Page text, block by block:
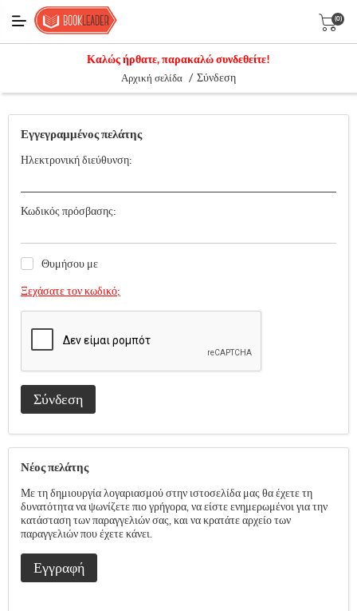
(0)
Καλώς ήρθατε, παρακαλώ συνδεθείτε!
Αρχική σελίδα / Σύνδεση
Εγγεγραμμένος πελάτης
Ηλεκτρονική διεύθυνση:
Κωδικός πρόσβασης:
Θυμήσου με
Ξεχάσατε τον κωδικό;
Σύνδεση
Νέος πελάτης
Με τη δημιουργία λογαριασμού στην ιστοσελίδα μας θα έχετε τη
δυνατότητα να ψωνίζετε πιο γρήγορα, να είστε ενημερωμένοι για την
κατάσταση των παραγγελιών σας, και να κρατάτε αρχείο των
παραγγελιών που έχετε κάνει.
Εγγραφή